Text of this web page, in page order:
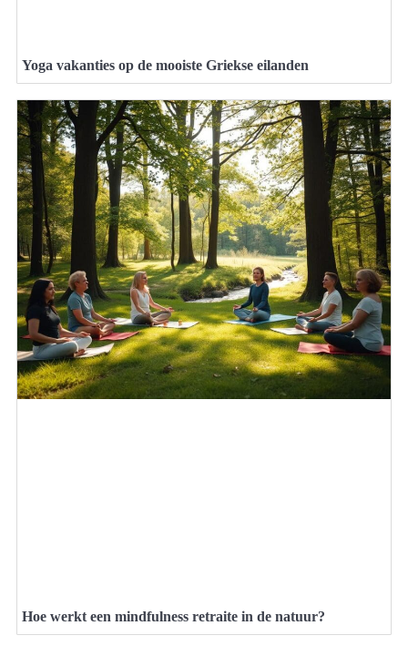
Yoga vakanties op de mooiste Griekse eilanden
Hoe werkt een mindfulness retraite in de natuur?